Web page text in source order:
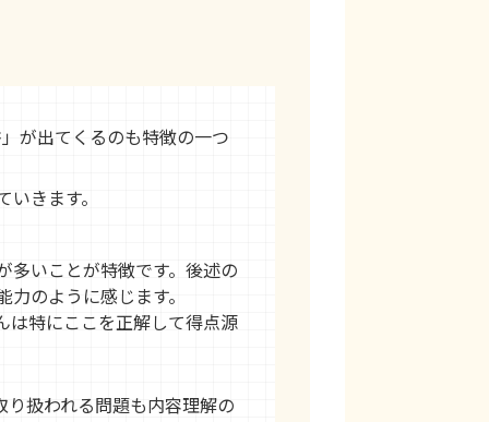
が出てくるのも特徴の一つ
きます。
多いことが特徴です。後述の
のように感じます。
は特にここを正解して得点源
扱われる問題も内容理解の